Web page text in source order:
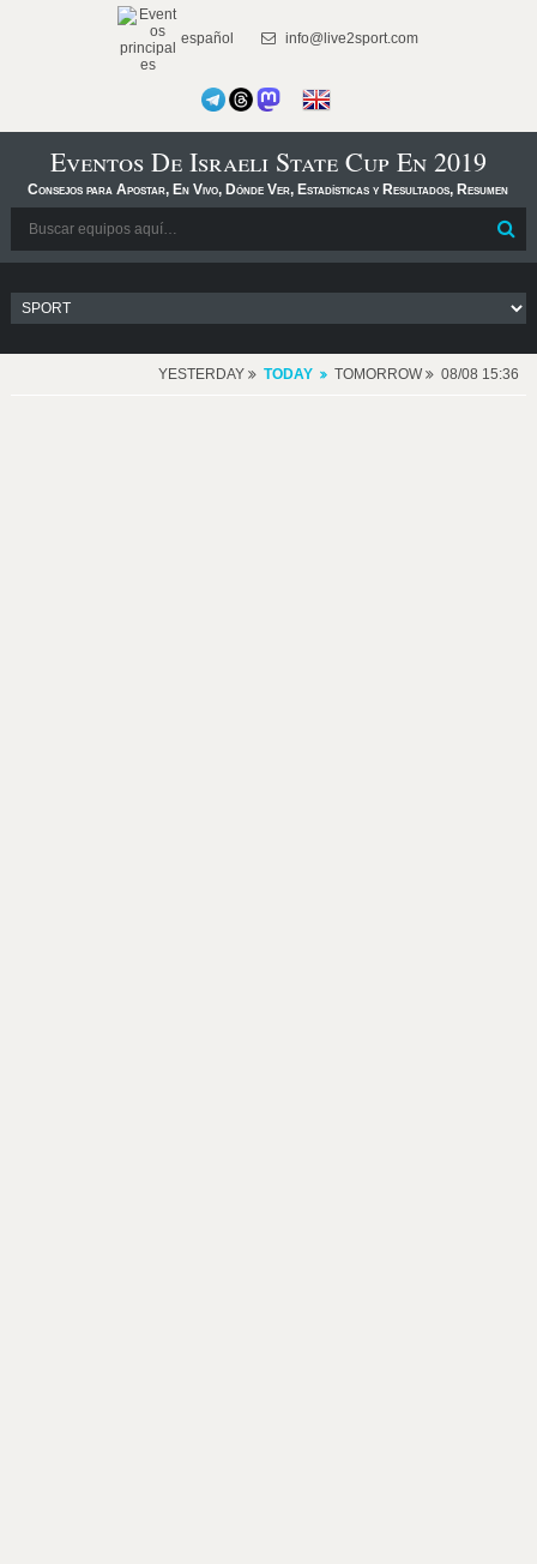
español info@live2sport.com
Eventos De Israeli State Cup En 2019
Consejos para Apostar, En Vivo, Dónde Ver, Estadísticas y Resultados, Resumen
YESTERDAY TODAY TOMORROW 08/08 15:36